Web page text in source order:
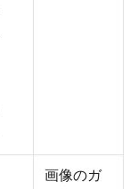
画像のガ